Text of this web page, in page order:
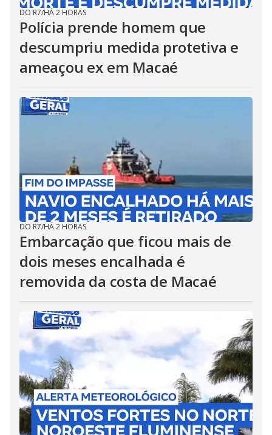
DO R7/HÁ 2 HORAS
Polícia prende homem que
descumpriu medida protetiva e
ameaçou ex em Macaé
DO R7/HÁ 2 HORAS
Embarcação que ficou mais de
dois meses encalhada é
removida da costa de Macaé